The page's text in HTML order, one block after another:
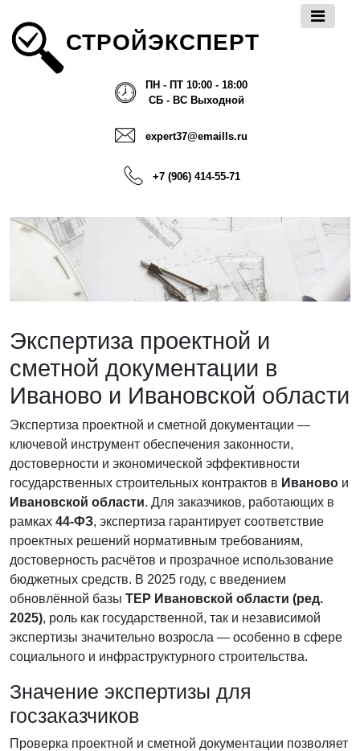
СТРОЙЭКСПЕРТ
ПН - ПТ 10:00 - 18:00
СБ - ВС Выходной
expert37@emaills.ru
+7 (906) 414-55-71
Экспертиза проектной и
сметной документации в
Иваново и Ивановской области
Экспертиза проектной и сметной документации —
ключевой инструмент обеспечения законности,
достоверности и экономической эффективности
государственных строительных контрактов в Иваново и
Ивановской области. Для заказчиков, работающих в
рамках 44-ФЗ, экспертиза гарантирует соответствие
проектных решений нормативным требованиям,
достоверность расчётов и прозрачное использование
бюджетных средств. В 2025 году, с введением
обновлённой базы ТЕР Ивановской области (ред.
2025), роль как государственной, так и независимой
экспертизы значительно возросла — особенно в сфере
социального и инфраструктурного строительства.
Значение экспертизы для
госзаказчиков
Проверка проектной и сметной документации позволяет